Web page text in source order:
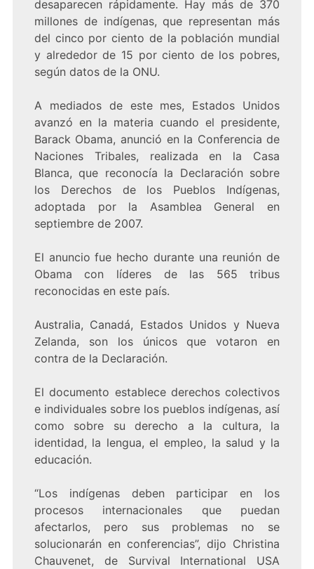
desaparecen rápidamente. Hay más de 370
millones de indígenas, que representan más
del cinco por ciento de la población mundial
y alrededor de 15 por ciento de los pobres,
según datos de la ONU.
A mediados de este mes, Estados Unidos
avanzó en la materia cuando el presidente,
Barack Obama, anunció en la Conferencia de
Naciones Tribales, realizada en la Casa
Blanca, que reconocía la Declaración sobre
los Derechos de los Pueblos Indígenas,
adoptada por la Asamblea General en
septiembre de 2007.
El anuncio fue hecho durante una reunión de
Obama con líderes de las 565 tribus
reconocidas en este país.
Australia, Canadá, Estados Unidos y Nueva
Zelanda, son los únicos que votaron en
contra de la Declaración.
El documento establece derechos colectivos
e individuales sobre los pueblos indígenas, así
como sobre su derecho a la cultura, la
identidad, la lengua, el empleo, la salud y la
educación.
“Los indígenas deben participar en los
procesos internacionales que puedan
afectarlos, pero sus problemas no se
solucionarán en conferencias”, dijo Christina
Chauvenet, de Survival International USA